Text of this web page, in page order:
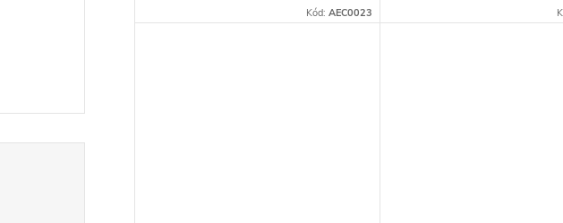
nerezové ocele a rukojetí z černého
Kód:AEC0023